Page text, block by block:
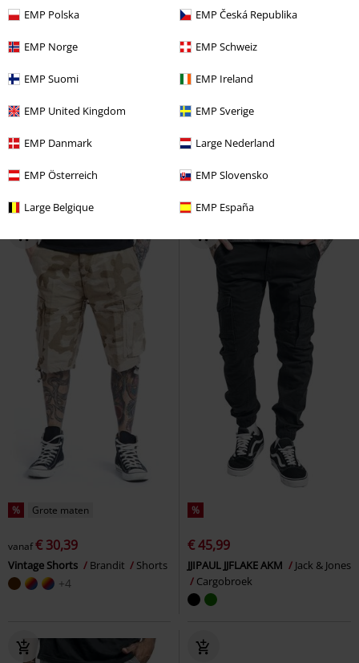
EMP Polska EMP Česká Republika
EMP Norge EMP Schweiz
EMP Suomi EMP Ireland
EMP United Kingdom EMP Sverige
EMP Danmark Large Nederland
EMP Österreich EMP Slovensko
Large Belgique EMP España
-47%
Exclusief
vanaf€ 39,19
EMP Signature Collection
Amarth
-38%
Exclusief
vanaf€ 39,94
Army Vintage Trousers
Premium by EMP
% Grote maten
vanaf€ 30,39
Vintage Shorts Brandit Shorts
+4
%
€ 45,99
JJIPAUL JJFLAKE AKM
Jack & Jones
Cargobroek